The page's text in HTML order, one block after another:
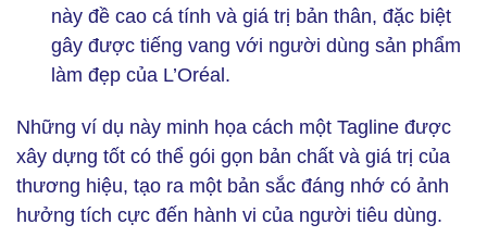
này đề cao cá tính và giá trị bản thân, đặc biệt
gây được tiếng vang với người dùng sản phẩm
làm đẹp của L’Oréal.
Những ví dụ này minh họa cách một Tagline được
xây dựng tốt có thể gói gọn bản chất và giá trị của
thương hiệu, tạo ra một bản sắc đáng nhớ có ảnh
hưởng tích cực đến hành vi của người tiêu dùng.